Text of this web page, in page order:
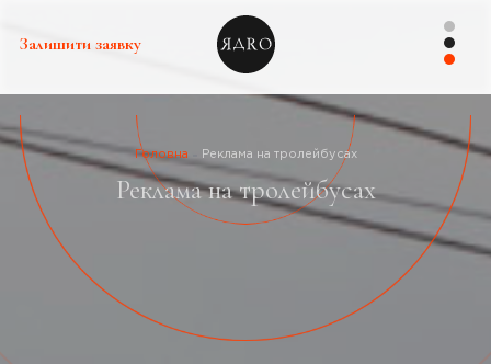
Залишити заявку
Головна Реклама на тролейбусах
Реклама на тролейбусах